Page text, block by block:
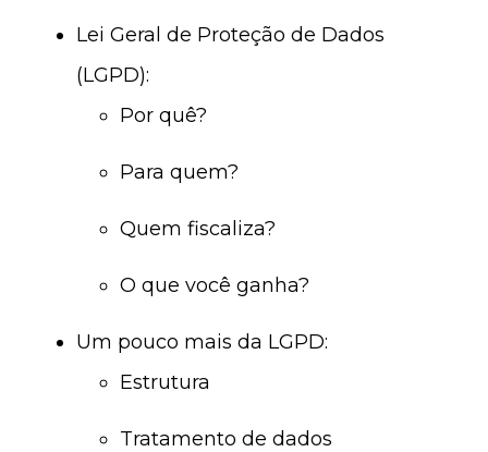
Lei Geral de Proteção de Dados
(LGPD):
Por quê?
Para quem?
Quem fiscaliza?
O que você ganha?
Um pouco mais da LGPD:
Estrutura
Tratamento de dados